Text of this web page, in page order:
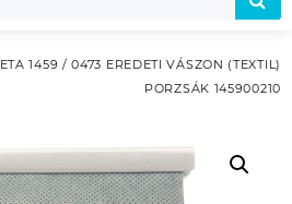
ETA 1459 / 0473 EREDETI VÁSZON (TEXTIL)
PORZSÁK 145900210